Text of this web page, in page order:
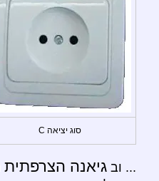
סוג יציאה C
... וב גיאנה הצרפתית